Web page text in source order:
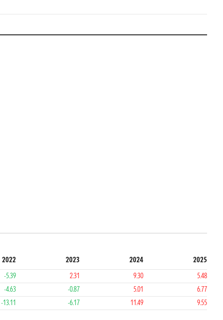
2022 2023 2024
2025
-5.39 2.31 9.30
5.48
-4.63 -0.87 5.01
6.77
-13.11 -6.17 11.49
9.55
1 1 2